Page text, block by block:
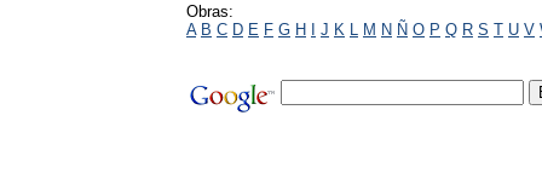
Obras:
A B C D E F G H I J K L M N Ñ O P Q R S T U V